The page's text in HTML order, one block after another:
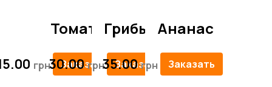
Томаты
Заказать
Грибы
30.00 Заказать
Ананас
35.00 Заказать